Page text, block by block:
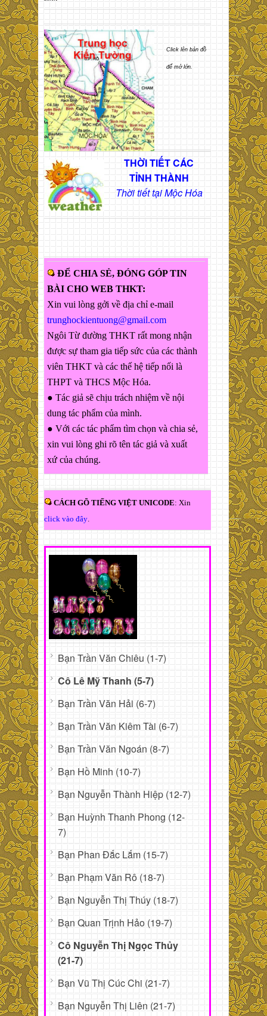
Click lên bản đồ
để mở lớn.
THỜI TIẾT CÁC
TỈNH THÀNH
Thời tiết tại Mộc Hóa
ĐỂ CHIA SẺ, ĐÓNG GÓP TIN
BÀI CHO WEB THKT:
Xin vui lòng gởi về địa chỉ e-mail
trunghockientuong@gmail.com
Ngôi Từ đường THKT rất mong nhận
được sự tham gia tiếp sức của các thành
viên THKT và các thế hệ tiếp nối là
THPT và THCS Mộc Hóa.
● Tác giả sẽ chịu trách nhiệm về nội
dung tác phẩm của mình.
● Với các tác phẩm tìm chọn và chia sẻ,
xin vui lòng ghi rõ tên tác giả và xuất
xứ của chúng.
CÁCH GÕ TIẾNG VIỆT UNICODE: Xin
click vào đây.
Bạn Trần Văn Chiêu (1-7)
Cô Lê Mỹ Thanh (5-7)
Bạn Trần Văn Hải (6-7)
Bạn Trần Văn Kiêm Tài (6-7)
Bạn Trần Văn Ngoán (8-7)
Bạn Hồ Minh (10-7)
Bạn Nguyễn Thành Hiệp (12-7)
Bạn Huỳnh Thanh Phong (12-
7)
Bạn Phan Đắc Lắm (15-7)
Bạn Phạm Văn Rô (18-7)
Bạn Nguyễn Thị Thúy (18-7)
Bạn Quan Trịnh Hảo (19-7)
Cô Nguyễn Thị Ngọc Thủy
(21-7)
Bạn Vũ Thị Cúc Chi (21-7)
Bạn Nguyễn Thị Liên (21-7)